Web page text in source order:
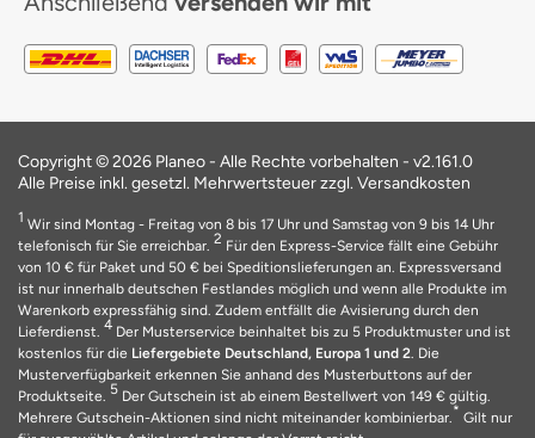
Copyright © 2026 Planeo - Alle Rechte vorbehalten - v2.161.0
Alle Preise inkl. gesetzl. Mehrwertsteuer zzgl. Versandkosten
1 Wir sind Montag - Freitag von 8 bis 17 Uhr und Samstag von 9 bis 14 Uhr
telefonisch für Sie erreichbar. 2 Für den Express-Service fällt eine Gebühr
von 10 € für Paket und 50 € bei Speditionslieferungen an. Expressversand
ist nur innerhalb deutschen Festlandes möglich und wenn alle Produkte im
Warenkorb expressfähig sind. Zudem entfällt die Avisierung durch den
Lieferdienst. 4 Der Musterservice beinhaltet bis zu 5 Produktmuster und ist
kostenlos für die Liefergebiete Deutschland, Europa 1 und 2. Die
Musterverfügbarkeit erkennen Sie anhand des Musterbuttons auf der
Produktseite. 5 Der Gutschein ist ab einem Bestellwert von 149 € gültig.
Mehrere Gutschein-Aktionen sind nicht miteinander kombinierbar.* Gilt nur